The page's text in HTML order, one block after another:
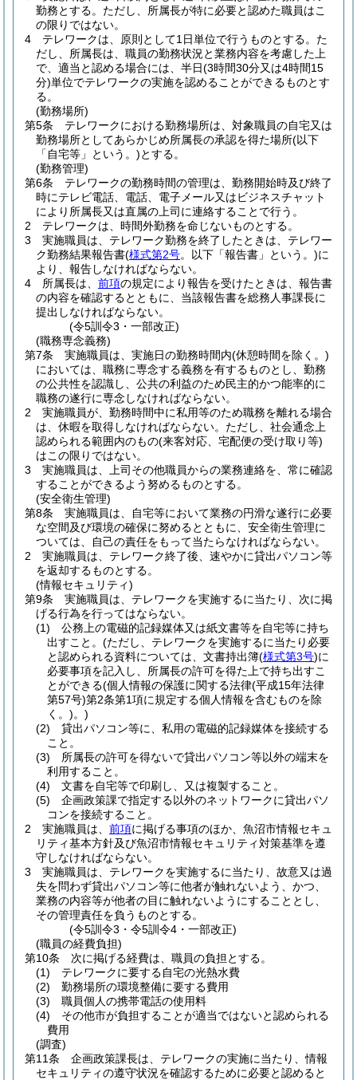
勤務とする。 ただし、所属長が特に必要と認めた職員はこ
の限りではない。
4
テレワークは、原則として1日単位で行うものとする。 た
だし、所属長は、職員の勤務状況と業務内容を考慮した上
で、適当と認める場合には、半日(3時間30分又は4時間15
分)単位でテレワークの実施を認めることができるものとす
る。
(勤務場所)
第5条
テレワークにおける勤務場所は、対象職員の自宅又は
勤務場所としてあらかじめ所属長の承認を得た場所(以下
「自宅等」という。)とする。
(勤務管理)
第6条
テレワークの勤務時間の管理は、勤務開始時及び終了
時にテレビ電話、電話、電子メール又はビジネスチャット
により所属長又は直属の上司に連絡することで行う。
2
テレワークは、時間外勤務を命じないものとする。
3
実施職員は、テレワーク勤務を終了したときは、テレワー
ク勤務結果報告書(様式第2号。以下「報告書」という。)に
より、報告しなければならない。
4
所属長は、 前項の規定により報告を受けたときは、報告書
の内容を確認するとともに、当該報告書を総務人事課長に
提出しなければならない。
(令5訓令3・一部改正)
(職務専念義務)
第7条
実施職員は、実施日の勤務時間内(休憩時間を除く。)
においては、職務に専念する義務を有するものとし、勤務
の公共性を認識し、公共の利益のため民主的かつ能率的に
職務の遂行に専念しなければならない。
2
実施職員が、勤務時間中に私用等のため職務を離れる場合
は、休暇を取得しなければならない。 ただし、社会通念上
認められる範囲内のもの(来客対応、宅配便の受け取り等)
はこの限りではない。
3
実施職員は、上司その他職員からの業務連絡を、常に確認
することができるよう努めるものとする。
(安全衛生管理)
第8条
実施職員は、自宅等において業務の円滑な遂行に必要
な空間及び環境の確保に努めるとともに、安全衛生管理に
ついては、自己の責任をもって当たらなければならない。
2
実施職員は、テレワーク終了後、速やかに貸出パソコン等
を返却するものとする。
(情報セキュリティ)
第9条
実施職員は、テレワークを実施するに当たり、次に掲
げる行為を行ってはならない。
(1)
公務上の電磁的記録媒体又は紙文書等を自宅等に持ち
出すこと。 (ただし、テレワークを実施するに当たり必要
と認められる資料については、文書持出簿(様式第3号)に
必要事項を記入し、所属長の許可を得た上で持ち出すこ
とができる(個人情報の保護に関する法律(平成15年法律
第57号)第2条第1項に規定する個人情報を含むものを除
く。)。)
(2)
貸出パソコン等に、私用の電磁的記録媒体を接続する
こと。
(3)
所属長の許可を得ないで貸出パソコン等以外の端末を
利用すること。
(4)
文書を自宅等で印刷し、又は複製すること。
(5)
企画政策課で指定する以外のネットワークに貸出パソ
コンを接続すること。
2
実施職員は、 前項に掲げる事項のほか、魚沼市情報セキュ
リティ基本方針及び魚沼市情報セキュリティ対策基準を遵
守しなければならない。
3
実施職員は、テレワークを実施するに当たり、故意又は過
失を問わず貸出パソコン等に他者が触れないよう、かつ、
業務の内容等が他者の目に触れないようにすることとし、
その管理責任を負うものとする。
(令5訓令3・令5訓令4・一部改正)
(職員の経費負担)
第10条
次に掲げる経費は、職員の負担とする。
(1)
テレワークに要する自宅の光熱水費
(2)
勤務場所の環境整備に要する費用
(3)
職員個人の携帯電話の使用料
(4)
その他市が負担することが適当ではないと認められる
費用
(調査)
第11条
企画政策課長は、テレワークの実施に当たり、情報
セキュリティの遵守状況を確認するために必要と認めると